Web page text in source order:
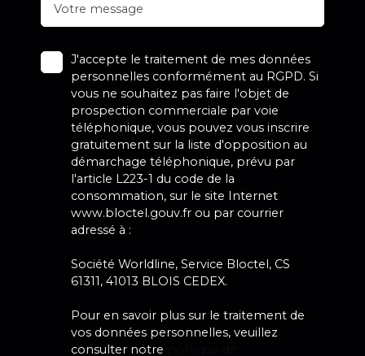
Votre message
J'accepte le traitement de mes données
personnelles conformément au RGPD. Si
vous ne souhaitez pas faire l'objet de
prospection commerciale par voie
téléphonique, vous pouvez vous inscrire
gratuitement sur la liste d'opposition au
démarchage téléphonique, prévu par
l'article L223-1 du code de la
consommation, sur le site Internet
www.bloctel.gouv.fr ou par courrier
adressé à :
Société Worldline, Service Bloctel, CS
61311, 41013 BLOIS CEDEX.
Pour en savoir plus sur le traitement de
vos données personnelles, veuillez
consulter notre